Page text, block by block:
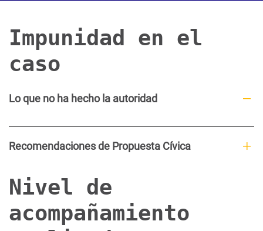
Impunidad en el
caso
Lo que no ha hecho la autoridad
Recomendaciones de Propuesta Cívica
Nivel de
acompañamiento